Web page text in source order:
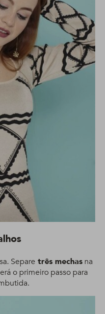
Separe três mechas na
o primeiro passo para